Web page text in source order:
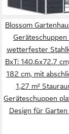
lieferbar - in 4-5
Blossom
Geräteschuppen
wetterfester
BxT: 140.6x72.7
182 cm, mit
1,27 m²
Geräteschuppen
Design für